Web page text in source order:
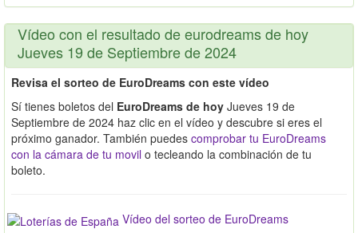
Vídeo con el resultado de eurodreams de hoy
Jueves 19 de Septiembre de 2024
Revisa el sorteo de EuroDreams con este vídeo
Sí tienes boletos del EuroDreams de hoy Jueves 19 de
Septiembre de 2024 haz clic en el vídeo y descubre si eres el
próximo ganador. También puedes comprobar tu EuroDreams
con la cámara de tu movil o tecleando la combinación de tu
boleto.
Vídeo del sorteo de EuroDreams